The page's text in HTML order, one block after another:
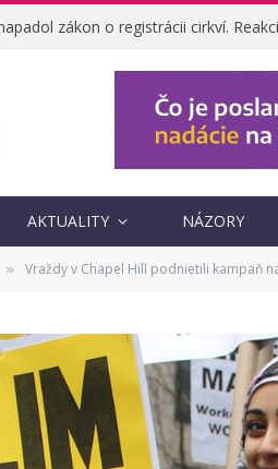
AKTUALITY NÁZORY
» Vraždy v Chapel Hill podnietili kampaň